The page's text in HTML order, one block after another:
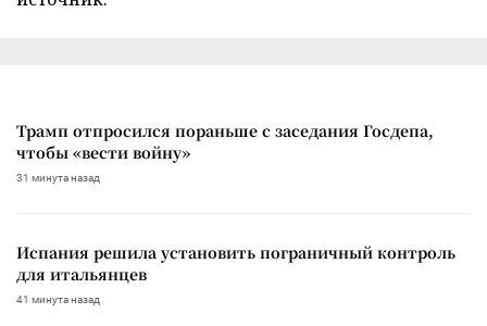
Трамп отпросился пораньше с заседания Госдепа,
чтобы «вести войну»
31 минута назад
Испания решила установить пограничный контроль
для итальянцев
41 минута назад